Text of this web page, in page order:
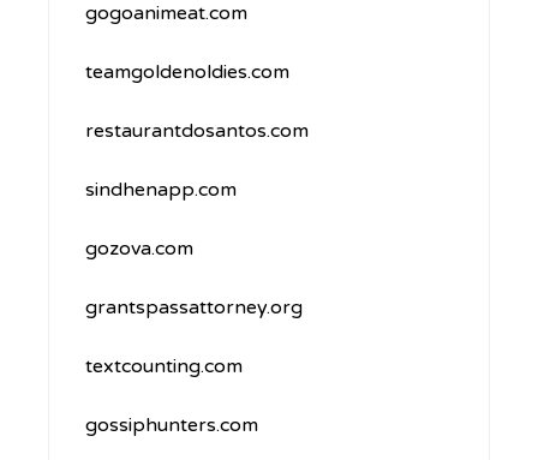
gogoanimeat.com
teamgoldenoldies.com
restaurantdosantos.com
sindhenapp.com
gozova.com
grantspassattorney.org
textcounting.com
gossiphunters.com